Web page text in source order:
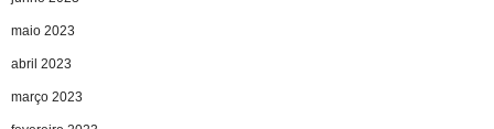
maio 2023
abril 2023
março 2023